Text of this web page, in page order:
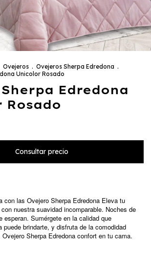
Ovejeros . Ovejeros Sherpa Edredona .
Unicolor Rosado
Edredona
Rosado
con las Ovejero Sherpa Edredona Eleva tu
nuestra suavidad incomparable. Noches de
esperan. Sumérgete en la calidad que
puede brindarte, y disfruta de la comodidad
Sherpa Edredona confort en tu cama.